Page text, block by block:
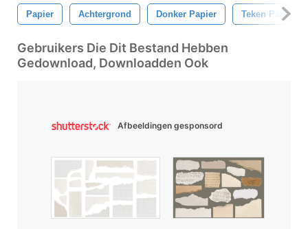
Papier Achtergrond Donker Papier Teken Papier
Gebruikers Die Dit Bestand Hebben
Gedownload, Downloadden Ook
Afbeeldingen gesponsord